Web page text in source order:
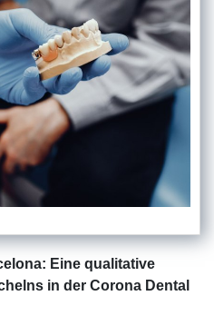
Eine qualitative
in der Corona Dental